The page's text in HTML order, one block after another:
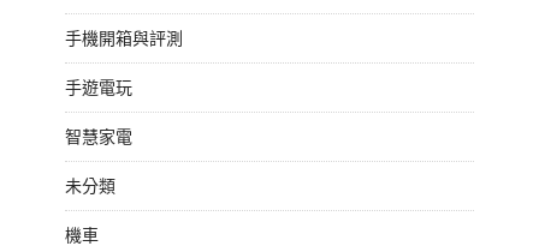
手機開箱與評測
手遊電玩
智慧家電
未分類
機車